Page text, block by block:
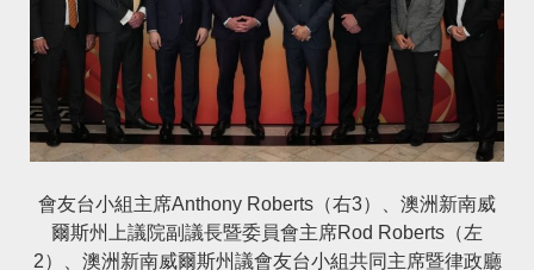
會友台小組主席Anthony Roberts（右3）、澳洲新南威
爾斯州上議院副議長暨委員會主席Rod Roberts（左
2）、澳洲新南威爾斯州議會友台小組共同主席暨律政廳